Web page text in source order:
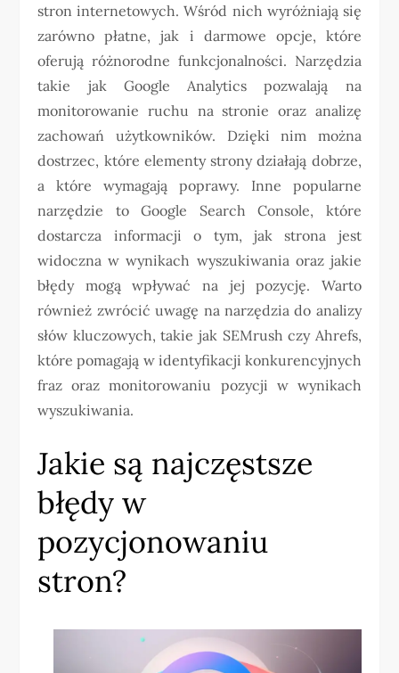
stron internetowych. Wśród nich wyróżniają się
zarówno płatne, jak i darmowe opcje, które
oferują różnorodne funkcjonalności. Narzędzia
takie jak Google Analytics pozwalają na
monitorowanie ruchu na stronie oraz analizę
zachowań użytkowników. Dzięki nim można
dostrzec, które elementy strony działają dobrze,
a które wymagają poprawy. Inne popularne
narzędzie to Google Search Console, które
dostarcza informacji o tym, jak strona jest
widoczna w wynikach wyszukiwania oraz jakie
błędy mogą wpływać na jej pozycję. Warto
również zwrócić uwagę na narzędzia do analizy
słów kluczowych, takie jak SEMrush czy Ahrefs,
które pomagają w identyfikacji konkurencyjnych
fraz oraz monitorowaniu pozycji w wynikach
wyszukiwania.
Jakie są najczęstsze
błędy w
pozycjonowaniu
stron?